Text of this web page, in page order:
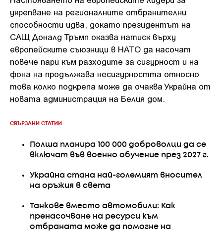
укрепване на регионалните отбранителни
способности идва, докато президентът на
САЩ Доналд Тръмп оказва натиск върху
европейските съюзници в НАТО да насочат
повече пари към разходите за сигурност и на
фона на продължава несигурността относно
това колко подкрепа може да очаква Украйна от
новата администрация на Белия дом.
СВЪРЗАНИ СТАТИИ
Полша планира 100 000 доброволци да се
включат във военно обучение през 2027 г.
Украйна стана най-големият вносител
на оръжия в света
Танкове вместо автомобили: Как
пренасочване на ресурси към
отбраната може да помогне на